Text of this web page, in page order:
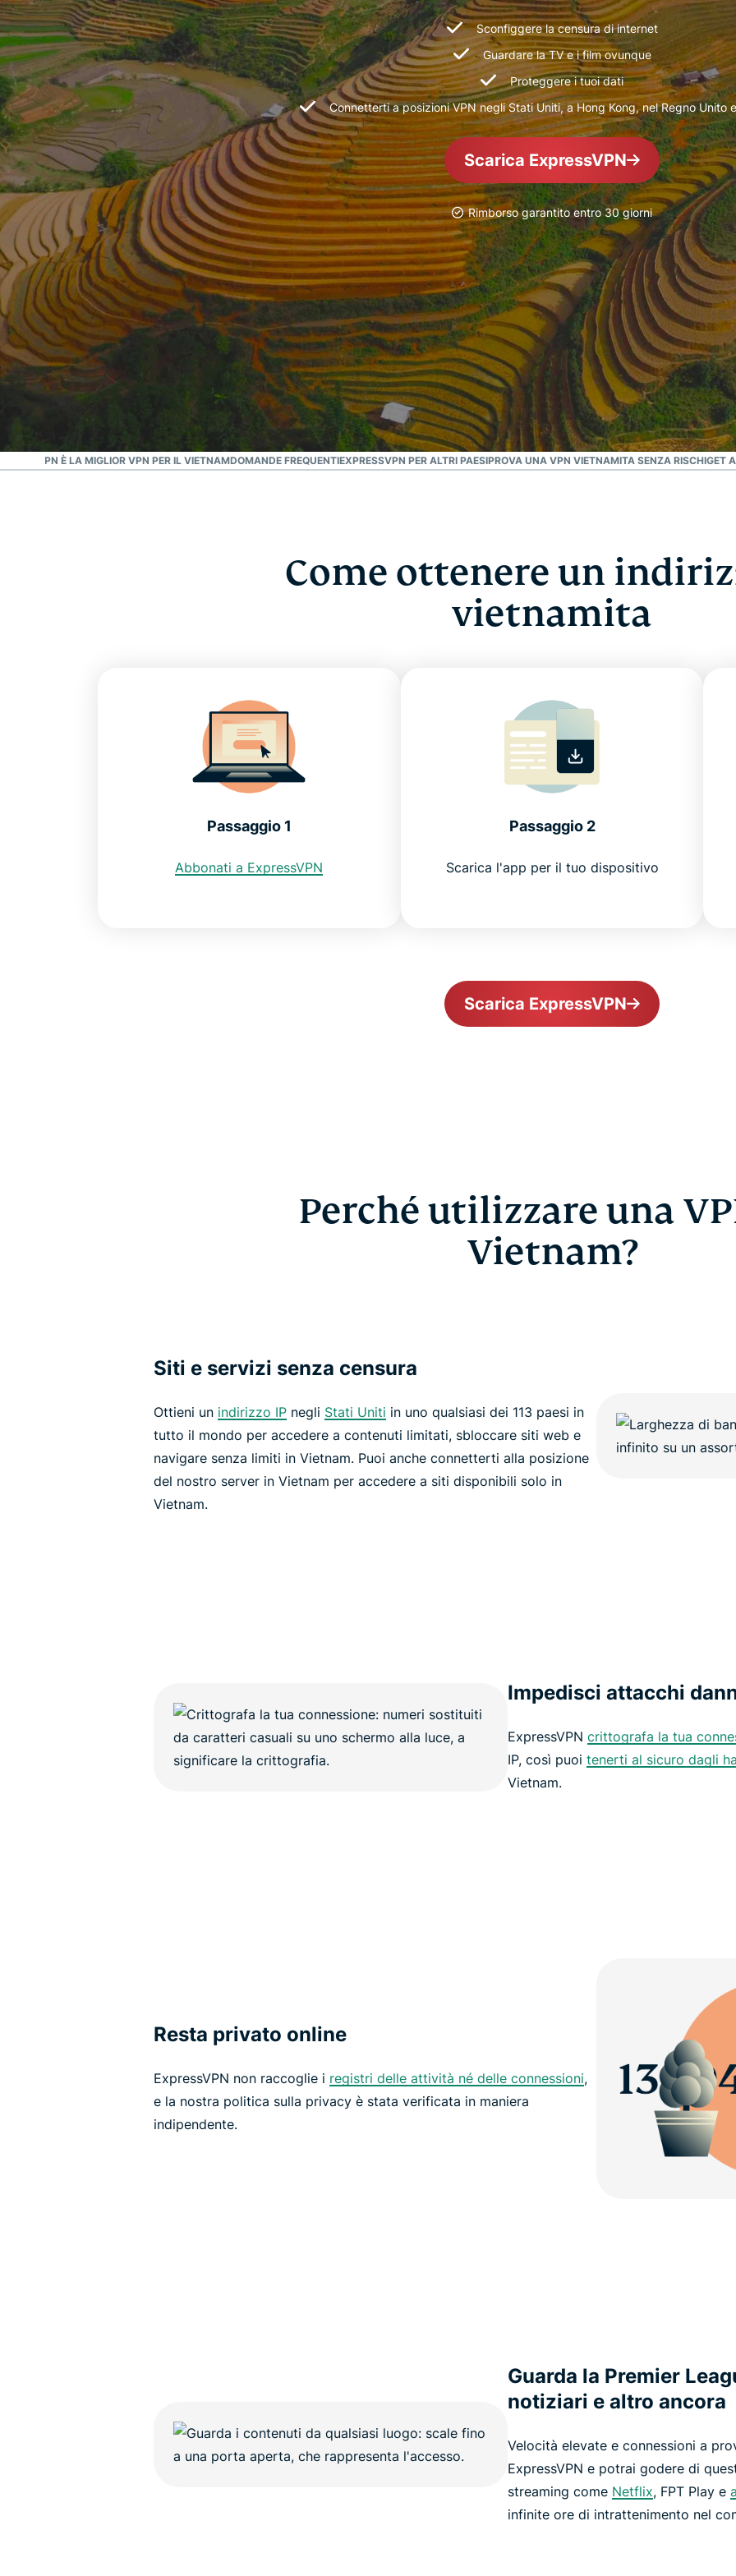
altro.
che mette al
primo posto la
privacy.
Identity
Defender
Una potente
serie di
strumenti per
la protezione
il
monitoraggio
e la
rimozione dei
dati
Sconfiggere la censura di internet
Guardare la TV e i film ovunque
Proteggere i tuoi dati
Connetterti a posizioni VPN negli Stati Uniti, a Hong Kong, nel Regno Unito
Scarica ExpressVPN
Rimborso garantito entro 30 giorni
VPN PIÙ AFFIDABILE
Miglior VPN per il
È LA MIGLIOR VPN PER IL VIETNAMDOMANDE FREQUENTIEXPRESSVPN PER ALTRI PAESIPROVA UNA VPN VIETNAMITA SENZA RISCHIGET
Come ottenere un
vietnamita
Passaggio 1
Abbonati a ExpressVPN
Passaggio 2
Scarica l'app per il tuo dispositivo
Scarica ExpressVPN
Perché utilizzare una
Vietnam?
Siti e servizi senza censura
Ottieni un indirizzo IP negli Stati Uniti in uno qualsiasi dei 113 paesi in
tutto il mondo per accedere a contenuti limitati, sbloccare siti web e
navigare senza limiti in Vietnam. Puoi anche connetterti alla posizione
del nostro server in Vietnam per accedere a siti disponibili solo in
Vietnam.
Impedisci attacchi
ExpressVPN crittografa la tua
IP, così puoi tenerti al sicuro dagli
Vietnam.
Resta privato online
ExpressVPN non raccoglie i registri delle attività né delle connessioni,
e la nostra politica sulla privacy è stata verificata in maniera
indipendente.
Guarda la Premier
notiziari e altro ancora
Velocità elevate e connessioni a
ExpressVPN e potrai godere di
streaming come Netflix, FPT Play e
infinite ore di intrattenimento nel